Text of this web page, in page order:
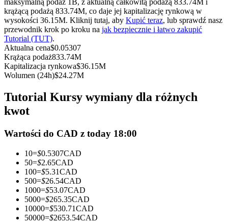
Kopiowanie Transakcji
Dołącz do najlepszych traderów
Zostań traderem kopiującym
Ciesz się podziałem zysków i prowizjami z kopiowania
maksymalną podaż 1B, z aktualną całkowitą podażą 833.74M i
krążącą podażą 833.74M, co daje jej kapitalizację rynkową w
wysokości 36.15M. Kliknij tutaj, aby Kupić teraz, lub sprawdź nasz
przewodnik krok po kroku na jak bezpiecznie i łatwo zakupić
Tutorial (TUT).
Aktualna cena$0.05307
Krążąca podaż833.74M
Kapitalizacja rynkowa$36.15M
Wolumen (24h)$24.27M
Tutorial Kursy wymiany dla różnych
kwot
Wartości do CAD z today 18:00
10=$0.5307CAD
50=$2.65CAD
100=$5.31CAD
500=$26.54CAD
1000=$53.07CAD
5000=$265.35CAD
10000=$530.71CAD
50000=$2653.54CAD